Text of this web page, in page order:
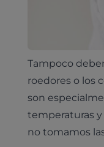
Tampoco
roedores o los
son
temperaturas
no tomamos